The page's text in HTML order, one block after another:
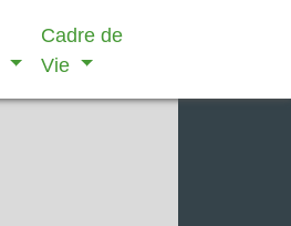
Cadre de
Vie